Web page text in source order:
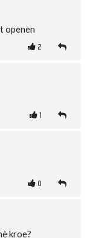
openen
2
1
0
kroe?